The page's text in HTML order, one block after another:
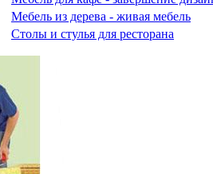
Мебель из дерева - живая мебель
Столы и стулья для ресторана